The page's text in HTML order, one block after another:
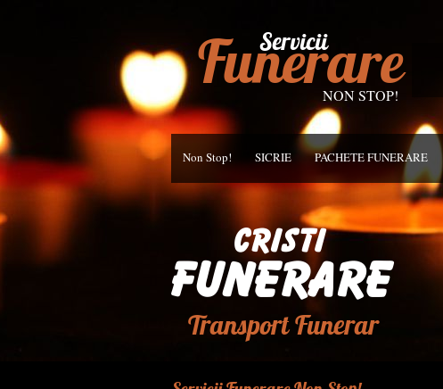
Servicii
Funerare
NON STOP!
Non Stop! SICRIE PACHETE FUNERARE
Transport Funerar